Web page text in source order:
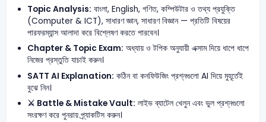
Topic Analysis: বাংলা, English, গণিত, কম্পিউটার ও তথ্য প্রযুক্তি
(Computer & ICT), সাধারণ জ্ঞান, সাধারণ বিজ্ঞান — প্রতিটি বিষয়ের
পারফরম্যান্স আলাদা করে বিশ্লেষণ করতে পারবেন।
Chapter & Topic Exam: অধ্যায় ও টপিক অনুযায়ী এক্সাম দিয়ে ধাপে ধাপে
নিজের প্রস্তুতি যাচাই করুন।
SATT AI Explanation: কঠিন বা কনফিউজিং প্রশ্নগুলো AI দিয়ে মুহূর্তেই
বুঝে নিন।
⚔️ Battle & Mistake Vault: লাইভ ব্যাটেল খেলুন এবং ভুল প্রশ্নগুলো
সংরক্ষণ করে পুনরায় প্র্যাকটিস করুন।